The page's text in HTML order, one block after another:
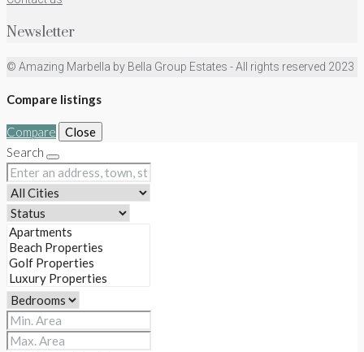
Newsletter
© Amazing Marbella by Bella Group Estates - All rights reserved 2023
Compare listings
Compare
Close
Search